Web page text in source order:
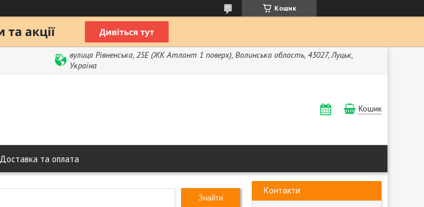
Кошик
вулиця Рівненська, 25Е (ЖК Атлант 1 поверх), Волинська область, 43027, Луцьк,
Україна
Кошик
Доставка та оплата
Знайти
Контакти